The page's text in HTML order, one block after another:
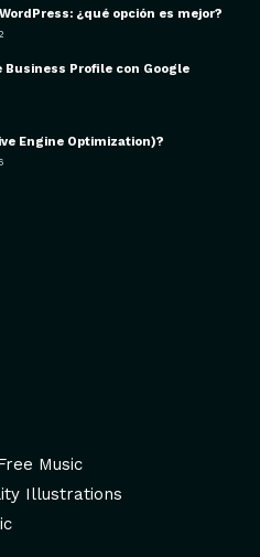
¿qué opción es mejor?
Business Profile con Google
Engine Optimization)?
Music
Illustrations